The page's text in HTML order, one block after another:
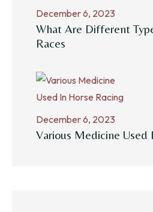
December 6, 2023
What Are Different
Races
December 6, 2023
Various Medicine Used